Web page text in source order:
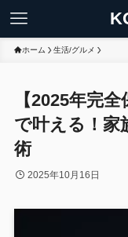
ホーム 生活/グルメ
【2025年完
で叶える！家
術
2025年10月16日